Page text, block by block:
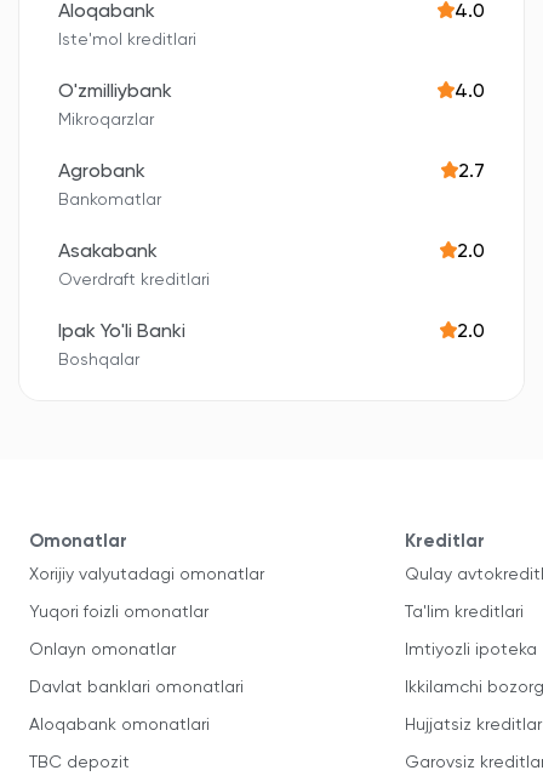
Aloqabank 4.0
Iste'mol kreditlari
O'zmilliybank 4.0
Mikroqarzlar
Agrobank 2.7
Bankomatlar
Asakabank 2.0
Overdraft kreditlari
Ipak Yo'li Banki 2.0
Boshqalar
Omonatlar
Xorijiy valyutadagi omonatlar
Yuqori foizli omonatlar
Onlayn omonatlar
Davlat banklari omonatlari
Aloqabank omonatlari
TBC depozit
Kreditlar
Qulay
Ta'lim kreditlari
Imtiyozli ipoteka
Ikkilamchi
Hujjatsiz kreditlar
Garovsiz